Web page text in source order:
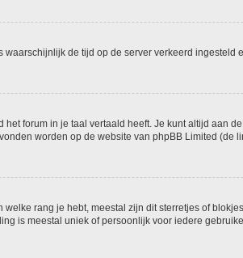
de tijd op de server verkeerd
forum in je taal vertaald heeft. Je kunt altijd aan
worden op de website van phpBB Limited (de
rang je hebt, meestal zijn dit sterretjes of
is meestal uniek of persoonlijk voor iedere